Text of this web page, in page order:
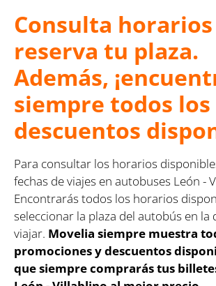
Consulta
reserva tu plaza.
Además,
siempre todos los
descuentos
Para consultar los horarios
fechas de viajes en autobuses León -
Encontrarás todos los horarios
seleccionar la plaza del autobús en la
viajar. Movelia siempre muestra
promociones y descuentos
que siempre comprarás tus